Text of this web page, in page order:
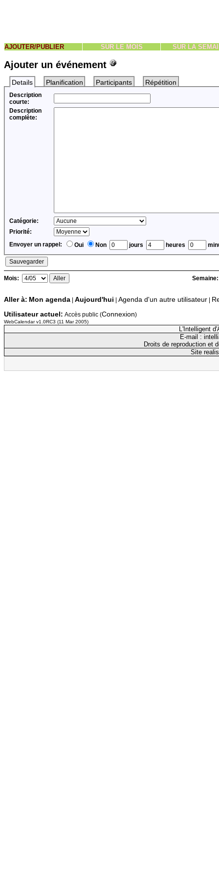
AJOUTER/PUBLIER SUR LE MOIS SUR LA
Ajouter un événement
Details Planification Participants Répétition
Description
courte:
Description
complète:
Catégorie:
Priorité:
Envoyer un rappel:
Oui Non jours heures
Mois:
Aller à: Mon agenda Aujourd'hui Agenda d'un autre utilisateur
Utilisateur actuel: Accès public (Connexion)
WebCalendar v1.0RC3 (11 Mar 2005)
L'Intelligent
E-mail :
Droits de reproduction et
Site